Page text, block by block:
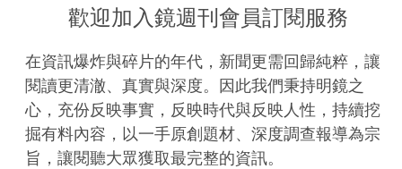
歡迎加入鏡週刊會員訂閱服務
在資訊爆炸與碎片的年代，新聞更需回歸純粹，讓
閱讀更清澈、真實與深度。因此我們秉持明鏡之
心，充份反映事實，反映時代與反映人性，持續挖
掘有料內容，以一手原創題材、深度調查報導為宗
旨，讓閱聽大眾獲取最完整的資訊。